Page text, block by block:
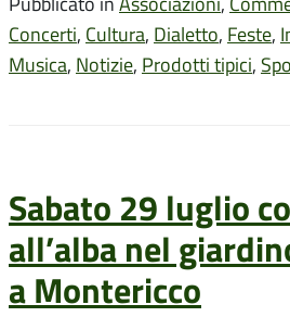
Concerti, Cultura, Dialetto, Feste,
Musica, Notizie, Prodotti tipici,
Sabato 29 luglio
all’alba nel
a Montericco